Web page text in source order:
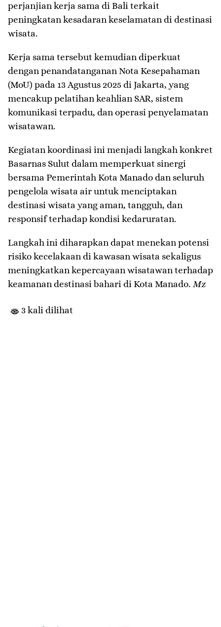
perjanjian kerja sama di Bali terkait
peningkatan kesadaran keselamatan di destinasi
wisata.
Kerja sama tersebut kemudian diperkuat
dengan penandatanganan Nota Kesepahaman
(MoU) pada 13 Agustus 2025 di Jakarta, yang
mencakup pelatihan keahlian SAR, sistem
komunikasi terpadu, dan operasi penyelamatan
wisatawan.
Kegiatan koordinasi ini menjadi langkah konkret
Basarnas Sulut dalam memperkuat sinergi
bersama Pemerintah Kota Manado dan seluruh
pengelola wisata air untuk menciptakan
destinasi wisata yang aman, tangguh, dan
responsif terhadap kondisi kedaruratan.
Langkah ini diharapkan dapat menekan potensi
risiko kecelakaan di kawasan wisata sekaligus
meningkatkan kepercayaan wisatawan terhadap
keamanan destinasi bahari di Kota Manado. Mz
3 kali dilihat